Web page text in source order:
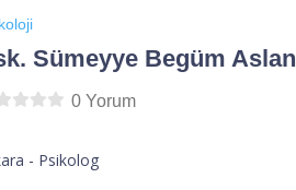
Sümeyye Begüm Aslan
0 Yorum
- Psikolog